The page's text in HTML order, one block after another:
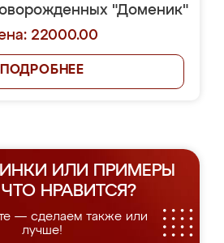
"Доменик"
22000.00
ПОДРОБНЕЕ
ИЛИ ПРИМЕРЫ
ЧТО НРАВИТСЯ?
— сделаем также или
лучше!